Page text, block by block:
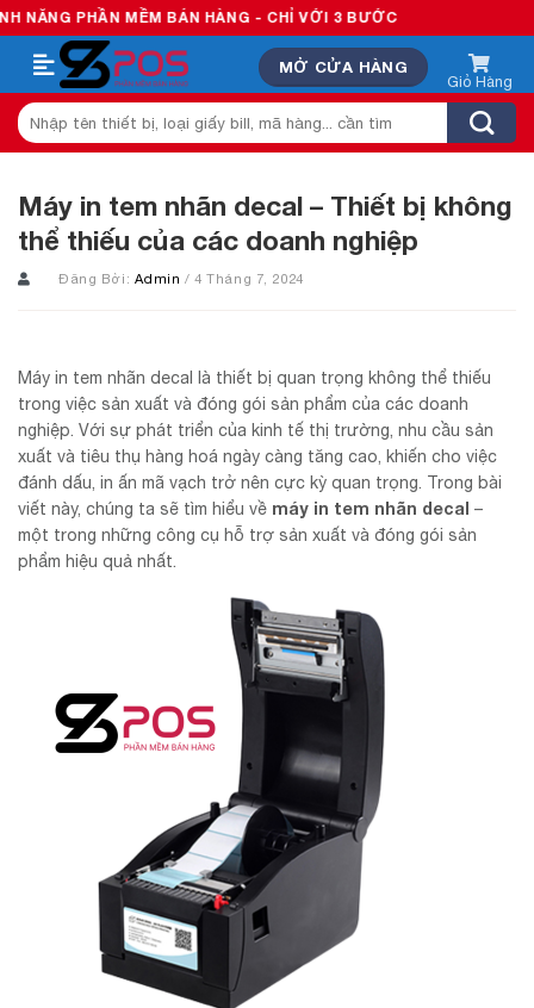
Skip
to
content
MỀM BÁN HÀNG - CHỈ VỚI 3 BƯỚC
MỞ CỬA HÀNG
Tìm
kiếm:
Máy in tem nhãn decal – Thiết bị không
thể thiếu của các doanh nghiệp
Đăng Bởi: Admin/ 4 Tháng 7, 2024
Máy in tem nhãn decal là thiết bị quan trọng không thể thiếu
trong việc sản xuất và đóng gói sản phẩm của các doanh
nghiệp. Với sự phát triển của kinh tế thị trường, nhu cầu sản
xuất và tiêu thụ hàng hoá ngày càng tăng cao, khiến cho việc
đánh dấu, in ấn mã vạch trở nên cực kỳ quan trọng. Trong bài
viết này, chúng ta sẽ tìm hiểu về máy in tem nhãn decal –
một trong những công cụ hỗ trợ sản xuất và đóng gói sản
phẩm hiệu quả nhất.